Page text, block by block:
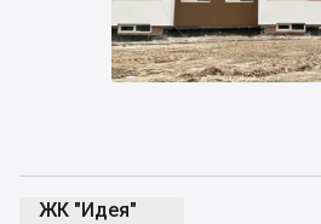
ЖК "Идея"